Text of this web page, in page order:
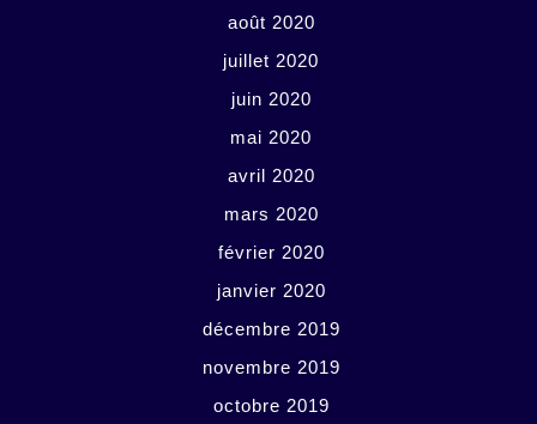
août 2020
juillet 2020
juin 2020
mai 2020
avril 2020
mars 2020
février 2020
janvier 2020
décembre 2019
novembre 2019
octobre 2019